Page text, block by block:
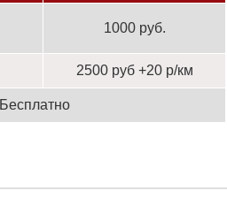
1000 руб.
2500 руб +20 р/км
Бесплатно